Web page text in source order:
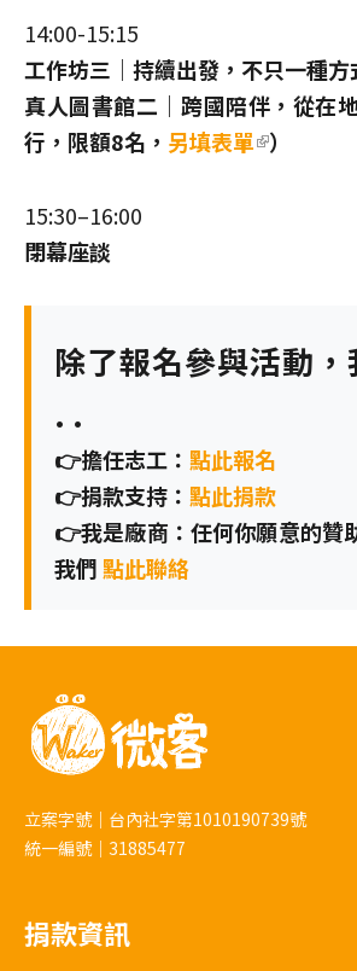
14:00-15:15
工作坊三｜持續出發，不只一種方
真人圖書館二｜跨國陪伴，從在
行，限額8名， 另填表單(link is
）
15:30–16:00
閉幕座談
除了報名參與活動
. .
👉擔任志工： 點此報名
👉捐款支持： 點此捐款
👉我是廠商：任何你願意的贊
我們點此聯絡
立案字號｜台內社字第1010190739號
統一編號｜31885477
捐款資訊